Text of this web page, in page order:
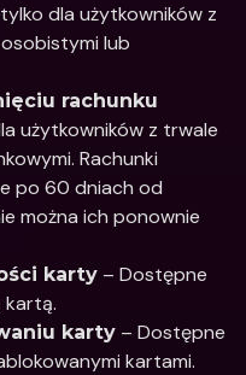
dla użytkowników z
lub
rachunku
użytkowników z trwale
Rachunki
po 60 dniach od
można ich ponownie
karty – Dostępne
kartą.
karty – Dostępne
kartami.